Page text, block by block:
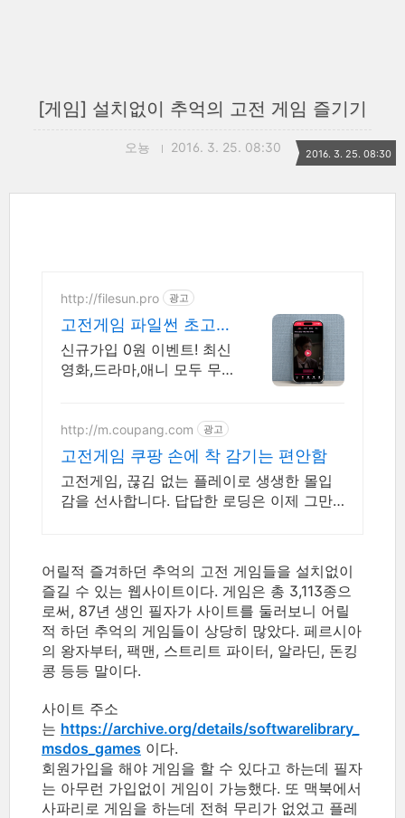
[게임] 설치없이 추억의 고전 게임 즐기기
오뇽 2016. 3. 25. 08:30 2016. 3. 25. 08:30
http://filesun.pro 광고
고전게임 파일썬 초고
속, 4K 실시간 보기!
신규가입 0원 이벤트! 최신
영화,드라마,애니 모두 무
http://m.coupang.com 광고
고전게임 쿠팡 손에 착 감기는 편안함
고전게임, 끊김 없는 플레이로 생생한 몰입
감을 선사합니다. 답답한 로딩은 이제 그만!
어릴적 즐겨하던 추억의 고전 게임들을 설치없이
즐길 수 있는 웹사이트이다. 게임은 총 3,113종으
로써, 87년 생인 필자가 사이트를 둘러보니 어릴
적 하던 추억의 게임들이 상당히 많았다. 페르시아
의 왕자부터, 팩맨, 스트리트 파이터, 알라딘, 돈킹
콩 등등 말이다.
사이트 주소
는 https://archive.org/details/softwarelibrary_
msdos_games 이다.
회원가입을 해야 게임을 할 수 있다고 하는데 필자
는 아무런 가입없이 게임이 가능했다. 또 맥북에서
사파리로 게임을 하는데 전혀 무리가 없었고 플레